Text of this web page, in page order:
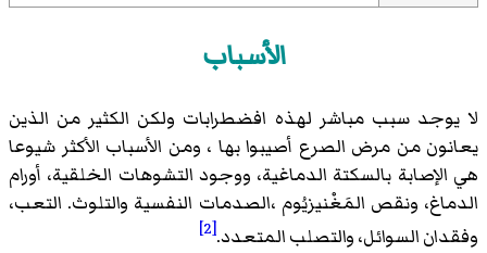
الأسباب
لا يوجد سبب مباشر لهذه افضطرابات ولكن الكثير من الذين
يعانون من مرض الصرع أصيبوا بها ، ومن الأسباب الأكثر شيوعا
هي الإصابة بالسكتة الدماغية، ووجود التشوهات الخلقية، أورام
الدماغ، ونقص المَغْنيزيُوم ،الصدمات النفسية والتلوث. التعب،
وفقدان السوائل، والتصلب المتعدد.[2]